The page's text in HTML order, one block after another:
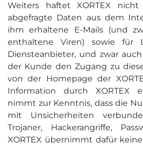
Weiters haftet XORTEX
abgefragte Daten aus dem
ihm erhaltene E-Mails (und
enthaltene Viren) sowie für
Diensteanbieter, und zwar
der Kunde den Zugang zu
von der Homepage der
Information durch XORTEX
nimmt zur Kenntnis, dass die
mit Unsicherheiten
Trojaner, Hackerangriffe,
XORTEX übernimmt dafür